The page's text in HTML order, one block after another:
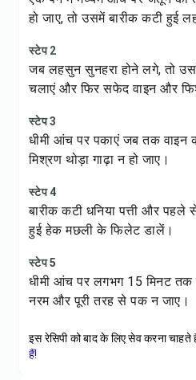
हो जाए, तो उसमें बारीक कटी हुई
स्टेप 2
जब लहसुन सुनहरा होने लगे, तो
चलाएं और फिर सफेद वाइन और
स्टेप 3
धीमी आंच पर पकाएं जब तक
मिश्रण थोड़ा गाढ़ा न हो जाए।
स्टेप 4
बारीक कटी धनिया पत्ती और पहले
हुई हेक मछली के फिलेट डालें।
स्टेप 5
धीमी आंच पर लगभग 15 मिनट
नरम और पूरी तरह से पक न जाए।
इस रेसिपी को बाद के लिए सेव करना चाहते
हैं!